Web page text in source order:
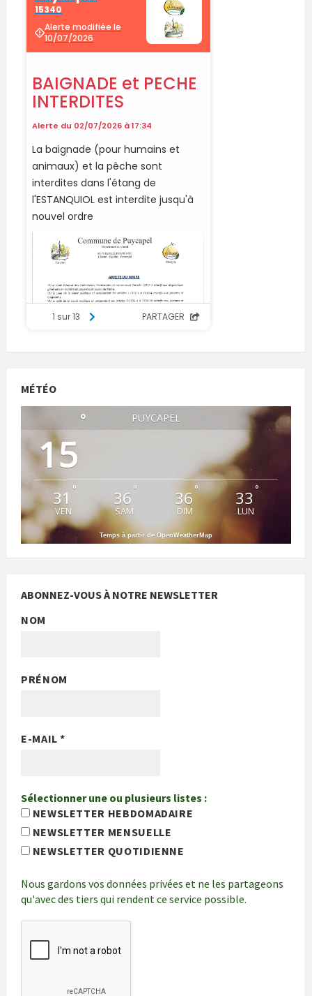
MÉTÉO
PUYCAPEL
15
°
31 °
VEN
36 °
SAM
36°
DIM
33 °
LUN
Temps à partir de OpenWeatherMap
ABONNEZ-VOUS À NOTRE NEWSLETTER
NOM
PRÉNOM
E-MAIL*
Sélectionner une ou plusieurs listes :
NEWSLETTER HEBDOMADAIRE
NEWSLETTER MENSUELLE
NEWSLETTER QUOTIDIENNE
Nous gardons vos données privées et ne les partageons
qu'avec des tiers qui rendent ce service possible.